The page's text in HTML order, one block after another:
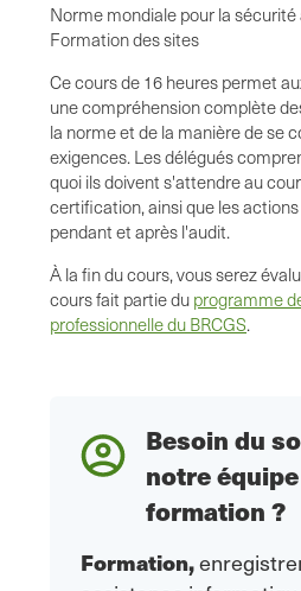
Norme mondiale pour la
Formation des sites
Ce cours de 16 heures permet
une compréhension complète
la norme et de la manière de se
exigences. Les délégués
quoi ils doivent s'attendre au
certification, ainsi que les
pendant et après l'audit.
À la fin du cours, vous serez
cours fait partie du programme
professionnelle du BRCGS.
Besoin du
notre
formation ?
Formation,